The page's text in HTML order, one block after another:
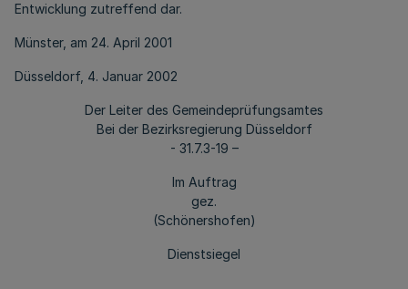
Entwicklung zutreffend dar.
Münster, am 24. April 2001
Düsseldorf, 4. Januar 2002
Der Leiter des Gemeindeprüfungsamtes
Bei der Bezirksregierung Düsseldorf
- 31.7.3-19 –
Im Auftrag
gez.
(Schönershofen)
Dienstsiegel